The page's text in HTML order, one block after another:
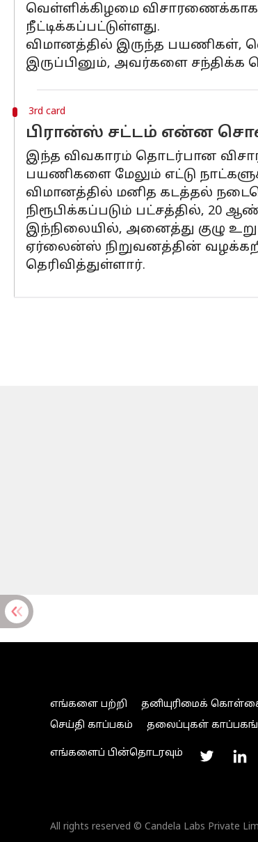
வெள்ளிக்கிழமை விசாரணைக்காக
நீட்டிக்கப்பட்டுள்ளது.
விமானத்தில் இருந்த பயணிகள்,
இருப்பினும், அவர்களை சந்திக்க
3rd card
பிரான்ஸ் சட்டம் என்ன
இந்த விவகாரம் தொடர்பான
பயணிகளை மேலும் எட்டு
விமானத்தில் மனித கடத்தல்
நிரூபிக்கப்படும் பட்சத்தில்,
இந்நிலையில், அனைத்து குழு
ஏர்லைன்ஸ் நிறுவனத்தின்
தெரிவித்துள்ளார்.
எங்களை பற்றி தனியுரிமைக்
செய்தி காப்பகம்
தலைப்புகள்
எங்களைப் பின்தொடரவும்
All rights reserved © Candela Labs Private